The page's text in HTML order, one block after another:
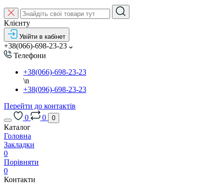
Клієнту
Увійти в кабінет
+38(066)-698-23-23
Телефони
+38(066)-698-23-23
\n
+38(096)-698-23-23
Перейти до контактів
0
0 0
Каталог
Головна
Закладки
0
Порівняти
0
Контакти